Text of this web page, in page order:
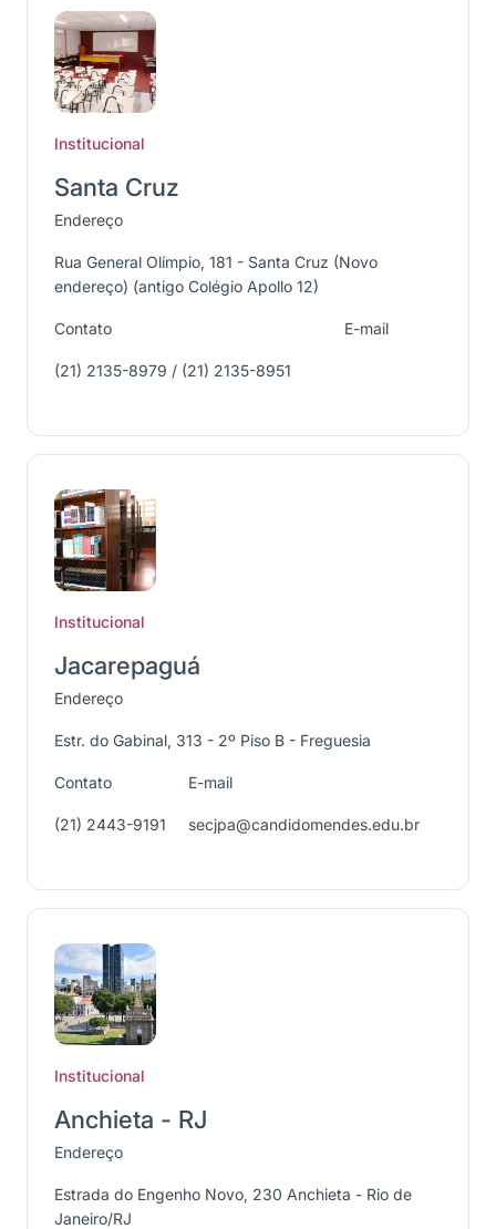
Institucional
Santa Cruz
Endereço
Rua General Olímpio, 181 - Santa Cruz (Novo
endereço) (antigo Colégio Apollo 12)
Contato
(21) 2135-8979 / (21) 2135-8951
E-mail
Institucional
Jacarepaguá
Endereço
Estr. do Gabinal, 313 - 2º Piso B - Freguesia
Contato
(21) 2443-9191
E-mail
secjpa@candidomendes.edu.br
Institucional
Anchieta - RJ
Endereço
Estrada do Engenho Novo, 230 Anchieta - Rio de
Janeiro/RJ